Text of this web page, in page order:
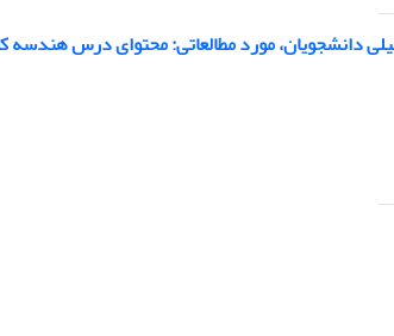
دانشجویان، مورد مطالعاتی: محتوای درس هندسه